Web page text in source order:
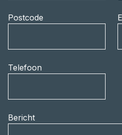
Postcode
Telefoon
Bericht